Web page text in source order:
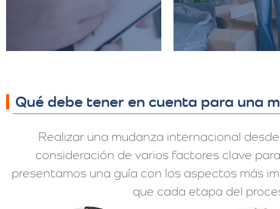
Qué debe tener en cuenta para una
Realizar una mudanza internacional
consideración de varios factores clave
presentamos una guía con los aspectos más
que cada etapa del